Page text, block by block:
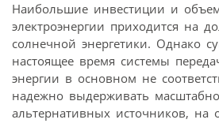
Наибольшие инвестиции и
электроэнергии приходится на
солнечной энергетики. Однако
настоящее время системы
энергии в основном не
надежно выдерживать
альтернативных источников, на